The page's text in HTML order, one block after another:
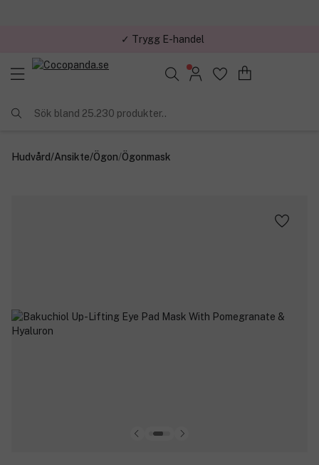
✓ Trygg E-handel
Sök bland 25.230 produkter..
Hudvård/Ansikte/Ögon/Ögonmask